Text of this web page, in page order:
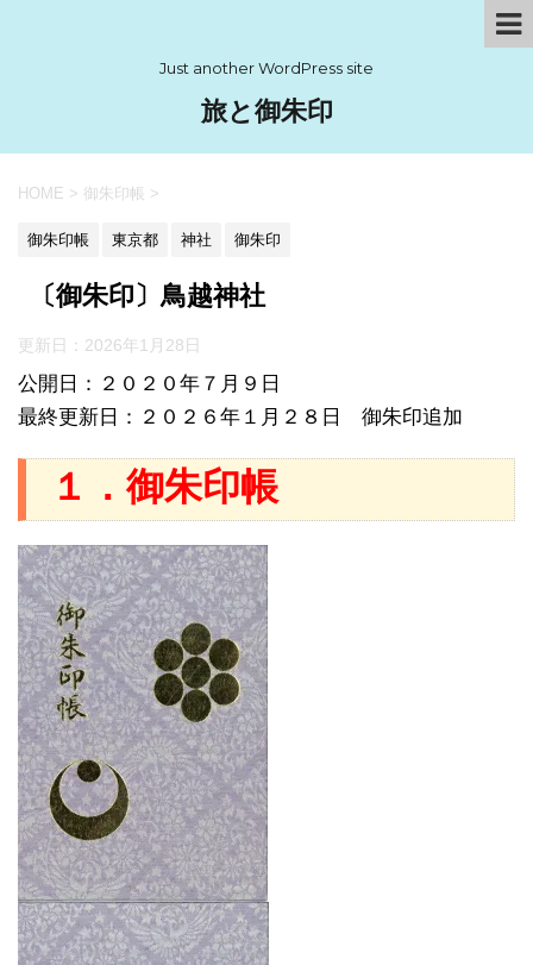
Just another WordPress site
旅と御朱印
HOME > 御朱印帳 >
御朱印帳 東京都 神社 御朱印
〔御朱印〕鳥越神社
更新日： 2026年1月28日
公開日：２０２０年７月９日
最終更新日：２０２６年１月２８日 御朱印追加
１．御朱印帳